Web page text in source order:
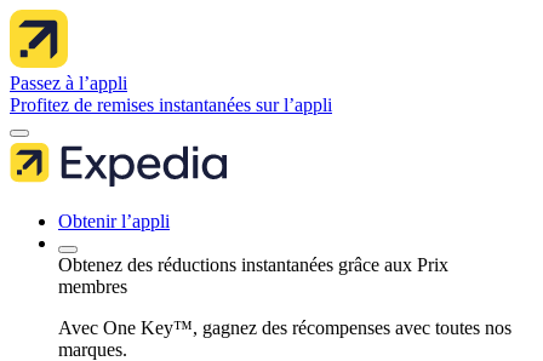
Passez à l’appli
Profitez de remises instantanées sur l’appli
Obtenir l’appli
Obtenez des réductions instantanées grâce aux Prix
membres
Avec One Key™, gagnez des récompenses avec toutes nos
marques.